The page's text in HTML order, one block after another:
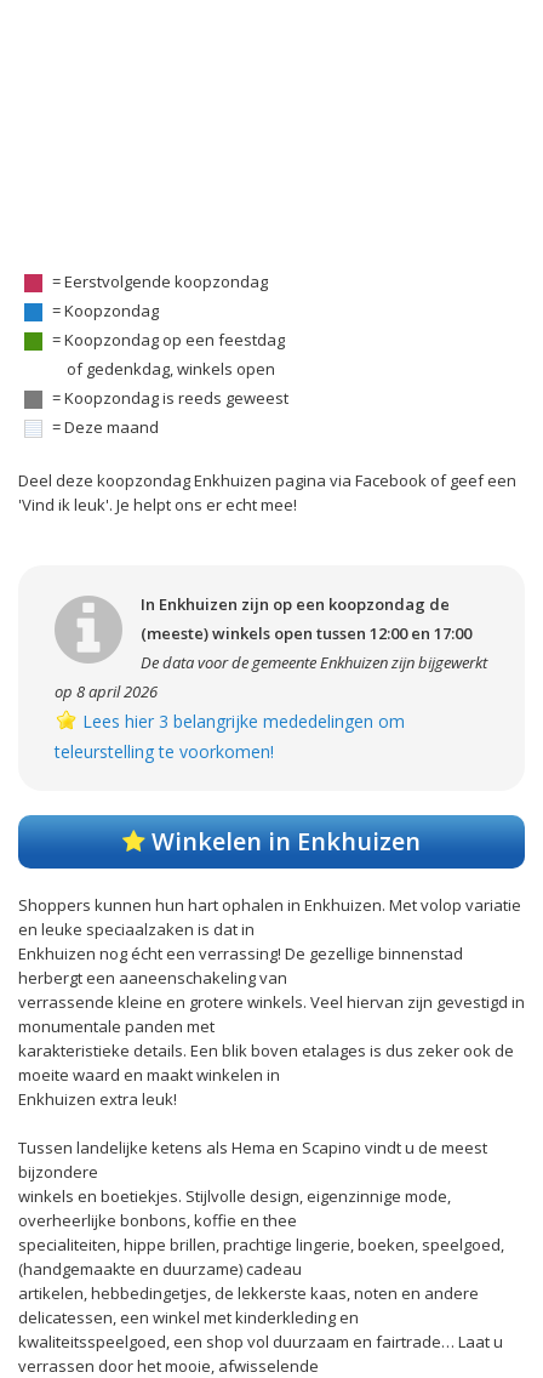
= Eerstvolgende koopzondag
= Koopzondag
= Koopzondag op een feestdag
of gedenkdag, winkels open
= Koopzondag is reeds geweest
= Deze maand
Deel deze koopzondag Enkhuizen pagina via Facebook of geef een
'Vind ik leuk'. Je helpt ons er echt mee!
In Enkhuizen zijn op een koopzondag de
(meeste) winkels open tussen 12:00 en 17:00
De data voor de gemeente Enkhuizen zijn bijgewerkt
op 8 april 2026
Lees hier 3 belangrijke mededelingen om
teleurstelling te voorkomen!
Winkelen in Enkhuizen
Shoppers kunnen hun hart ophalen in Enkhuizen. Met volop variatie
en leuke speciaalzaken is dat in
Enkhuizen nog écht een verrassing! De gezellige binnenstad
herbergt een aaneenschakeling van
verrassende kleine en grotere winkels. Veel hiervan zijn gevestigd in
monumentale panden met
karakteristieke details. Een blik boven etalages is dus zeker ook de
moeite waard en maakt winkelen in
Enkhuizen extra leuk!
Tussen landelijke ketens als Hema en Scapino vindt u de meest
bijzondere
winkels en boetiekjes. Stijlvolle design, eigenzinnige mode,
overheerlijke bonbons, koffie en thee
specialiteiten, hippe brillen, prachtige lingerie, boeken, speelgoed,
(handgemaakte en duurzame) cadeau
artikelen, hebbedingetjes, de lekkerste kaas, noten en andere
delicatessen, een winkel met kinderkleding en
kwaliteitsspeelgoed, een shop vol duurzaam en fairtrade… Laat u
verrassen door het mooie, afwisselende